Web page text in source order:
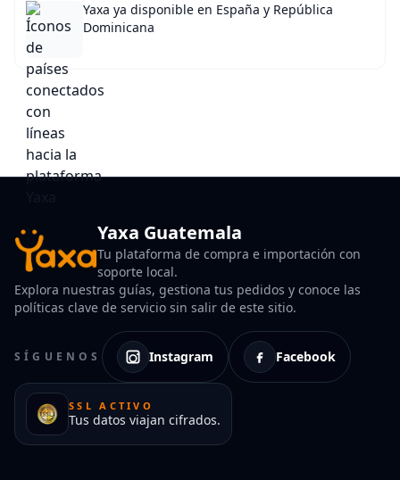
Yaxa ya disponible en España y República
Dominicana
Yaxa Guatemala
Tu plataforma de compra e importación con
soporte local.
Explora nuestras guías, gestiona tus pedidos y conoce las
políticas clave de servicio sin salir de este sitio.
SÍGUENOS Instagram Facebook
SSL ACTIVO
Tus datos viajan cifrados.